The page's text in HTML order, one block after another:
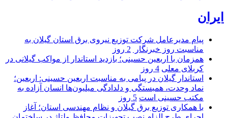
ایران
پیام مدیرعامل شركت توزیع نیروی برق استان گیلان به
مناسبت روز خبرنگار ‌
2 روز
همزمان با اربعین حسینی؛ بازدید استاندار از مواکب گیلانی در
کربلای معلی 4 روز
استاندار گیلان در پیامی به مناسبت اربعین حسینی: اربعین؛
نماد وحدت، همبستگی و دلدادگی میلیون‌ها انسان آزاده به
مکتب حسینی است 5 روز
با همکاری توزیع برق گیلان و نظام مهندسی استان؛ آغاز